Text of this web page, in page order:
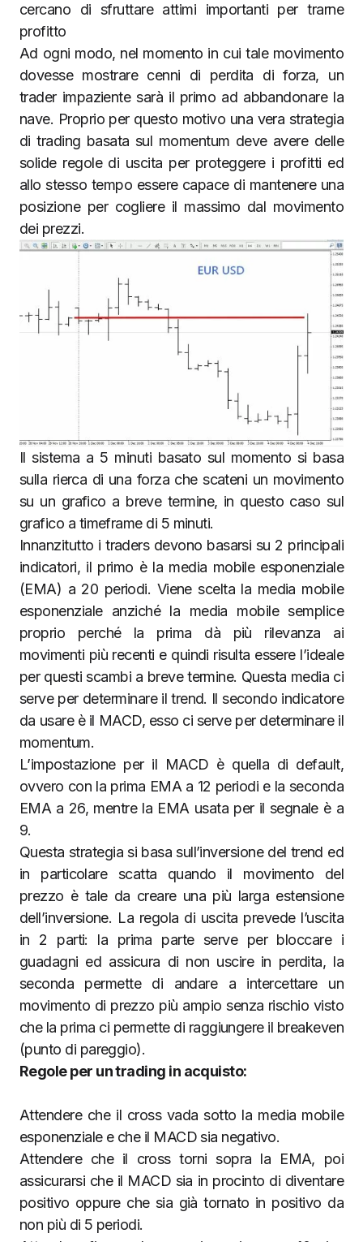
cercano di sfruttare attimi importanti per trarne
profitto
Ad ogni modo, nel momento in cui tale movimento
dovesse mostrare cenni di perdita di forza, un
trader impaziente sarà il primo ad abbandonare la
nave. Proprio per questo motivo una vera strategia
di trading basata sul momentum deve avere delle
solide regole di uscita per proteggere i profitti ed
allo stesso tempo essere capace di mantenere una
posizione per cogliere il massimo dal movimento
dei prezzi.
Il sistema a 5 minuti basato sul momento si basa
sulla rierca di una forza che scateni un movimento
su un grafico a breve termine, in questo caso sul
grafico a timeframe di 5 minuti.
Innanzitutto i traders devono basarsi su 2 principali
indicatori, il primo è la media mobile esponenziale
(EMA) a 20 periodi. Viene scelta la media mobile
esponenziale anziché la media mobile semplice
proprio perché la prima dà più rilevanza ai
movimenti più recenti e quindi risulta essere l’ideale
per questi scambi a breve termine. Questa media ci
serve per determinare il trend. Il secondo indicatore
da usare è il MACD, esso ci serve per determinare il
momentum.
L’impostazione per il MACD è quella di default,
ovvero con la prima EMA a 12 periodi e la seconda
EMA a 26, mentre la EMA usata per il segnale è a
9.
Questa strategia si basa sull’inversione del trend ed
in particolare scatta quando il movimento del
prezzo è tale da creare una più larga estensione
dell’inversione. La regola di uscita prevede l’uscita
in 2 parti: la prima parte serve per bloccare i
guadagni ed assicura di non uscire in perdita, la
seconda permette di andare a intercettare un
movimento di prezzo più ampio senza rischio visto
che la prima ci permette di raggiungere il breakeven
(punto di pareggio).
Regole per un trading in acquisto:
Attendere che il cross vada sotto la media mobile
esponenziale e che il MACD sia negativo.
Attendere che il cross torni sopra la EMA, poi
assicurarsi che il MACD sia in procinto di diventare
positivo oppure che sia già tornato in positivo da
non più di 5 periodi.